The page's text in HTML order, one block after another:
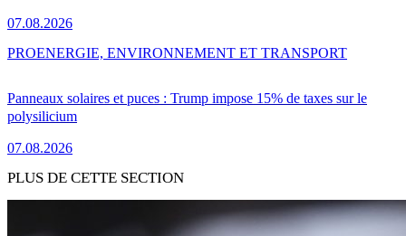
07.08.2026
Panneaux solaires et puces : Trump impose 15% de taxes sur le
polysilicium
07.08.2026
PROENERGIE, ENVIRONNEMENT ET TRANSPORT
PLUS DE CETTE SECTION